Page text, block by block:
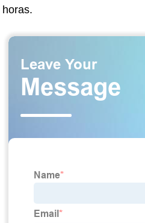
horas.